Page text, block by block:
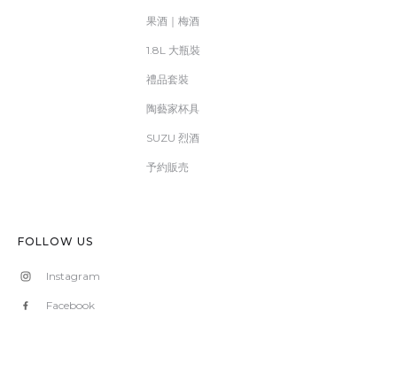
果酒｜梅酒
1.8L 大瓶裝
禮品套裝
陶藝家杯具
SUZU 烈酒
予約販売
FOLLOW US
Instagram
Facebook